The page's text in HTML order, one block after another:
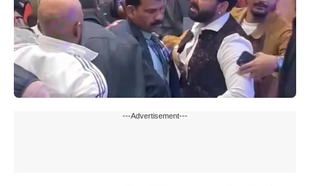
---Advertisement---